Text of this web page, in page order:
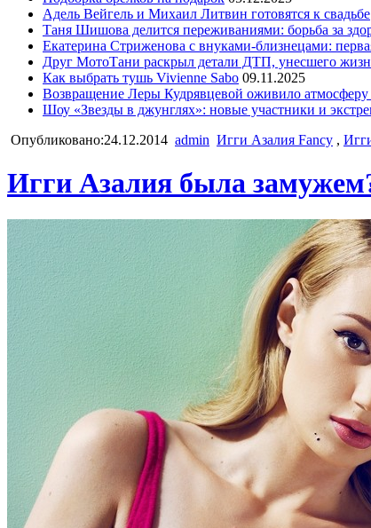
Адель Вейгель и Михаил Литвин готовятся к свадьбе
Таня Шишова делится переживаниями: борьба за
Екатерина Стриженова с внуками-близнецами:
Друг МотоТани раскрыл детали ДТП, унесшего
Как выбрать тушь Vivienne Sabo 09.11.2025
Возвращение Леры Кудрявцевой оживило
Шоу «Звезды в джунглях»: новые участники и
Опубликовано:24.12.2014 admin Игги Азалия Fancy ,
Игги Азалия была